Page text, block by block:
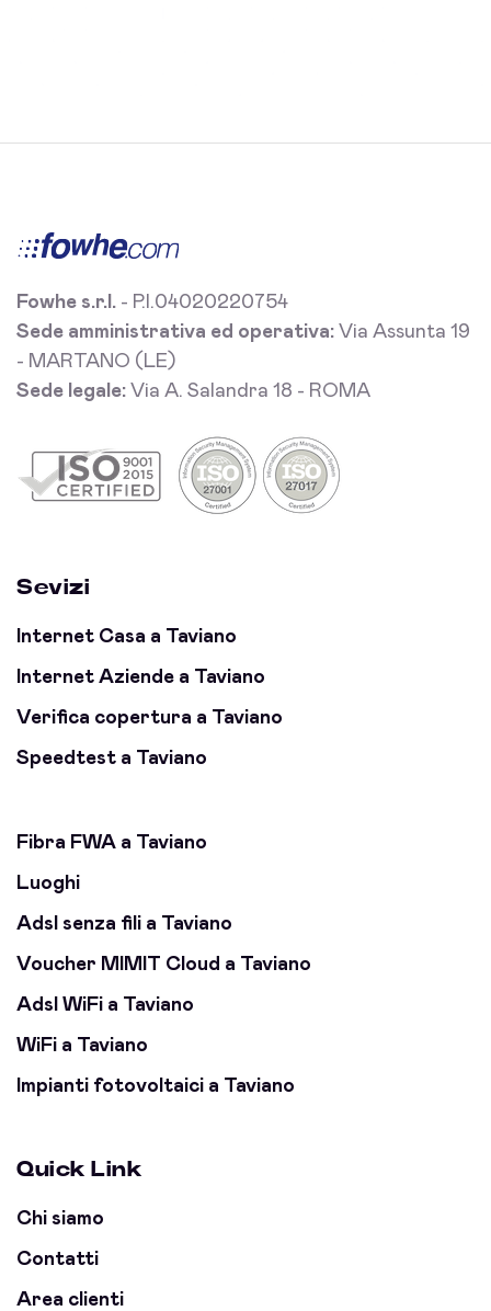
Fowhe s.r.l. - P.I.04020220754
Sede amministrativa ed operativa: Via Assunta 19
- MARTANO (LE)
Sede legale: Via A. Salandra 18 - ROMA
Sevizi
Internet Casa a Taviano
Internet Aziende a Taviano
Verifica copertura a Taviano
Speedtest a Taviano
Fibra FWA a Taviano
Luoghi
Adsl senza fili a Taviano
Voucher MIMIT Cloud a Taviano
Adsl WiFi a Taviano
WiFi a Taviano
Impianti fotovoltaici a Taviano
Quick Link
Chi siamo
Contatti
Area clienti